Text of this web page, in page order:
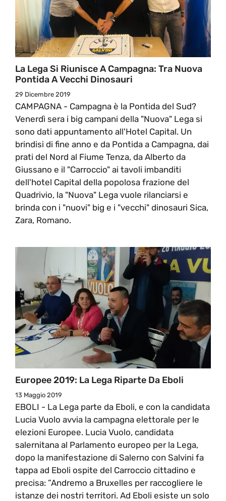
La Lega Si Riunisce A Campagna: Tra Nuova
Pontida A Vecchi Dinosauri
29 Dicembre 2019
CAMPAGNA - Campagna è la Pontida del Sud?
Venerdì sera i big campani della "Nuova" Lega si
sono dati appuntamento all'Hotel Capital. Un
brindisi di fine anno e da Pontida a Campagna, dai
prati del Nord al Fiume Tenza, da Alberto da
Giussano e il "Carroccio" ai tavoli imbanditi
dell'hotel Capital della popolosa frazione del
Quadrivio, la "Nuova" Lega vuole rilanciarsi e
brinda con i "nuovi" big e i "vecchi" dinosauri Sica,
Zara, Romano.
Europee 2019: La Lega Riparte Da Eboli
13 Maggio 2019
EBOLI - La Lega parte da Eboli, e con la candidata
Lucia Vuolo avvia la campagna elettorale per le
elezioni Europee. Lucia Vuolo, candidata
salernitana al Parlamento europeo per la Lega,
dopo la manifestazione di Salerno con Salvini fa
tappa ad Eboli ospite del Carroccio cittadino e
precisa: ”Andremo a Bruxelles per raccogliere le
istanze dei nostri territori. Ad Eboli esiste un solo